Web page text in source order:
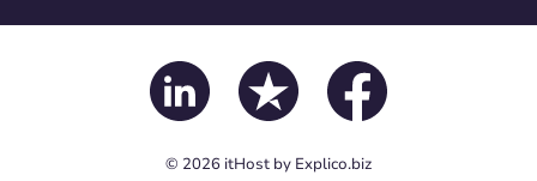
© 2026 itHost by Explico.biz